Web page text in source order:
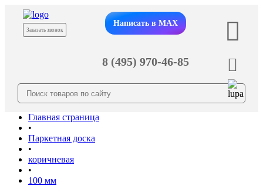
Заказать звонок
Написать в MAX
8 (495) 970-46-85
Главная страница
•
Паркетная доска
•
коричневая
•
100 мм